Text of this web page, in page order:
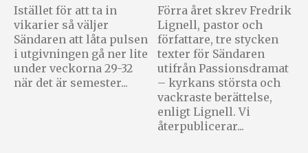
För att prenumerera: Ange din e-postadress och klicka på
prenumerationsknappen. Oroa dig inte, vi respekterar din
integritet och kommer inte att skicka skräppost till din
inkorg.
Prenumerera på Sändarens nyhetsbrev.
Istället för att ta in
vikarier så väljer
Sändaren att låta pulsen
i utgivningen gå ner lite
under veckorna 29-32
när det är semester...
Förra året skrev Fredrik
Lignell, pastor och
författare, tre stycken
texter för Sändaren
utifrån Passionsdramat
– kyrkans största och
vackraste berättelse,
enligt Lignell. Vi
återpublicerar...